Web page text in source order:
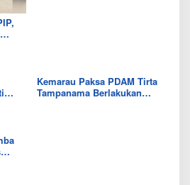
Kemarau Paksa PDAM Tirta
Tampanama Berlakukan